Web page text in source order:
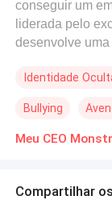
conseguir um
liderada pelo
desenvolve
Rhage,
melhor amigo,
Em meio a
achou
Identidade
Bullying
Compartilhar